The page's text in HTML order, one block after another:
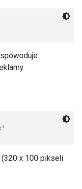
!
(320 x 100 pikseli